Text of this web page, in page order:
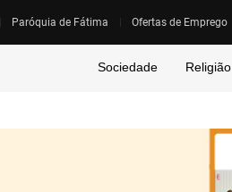
Paróquia de Fátima Ofertas de Emprego
Sociedade Religião